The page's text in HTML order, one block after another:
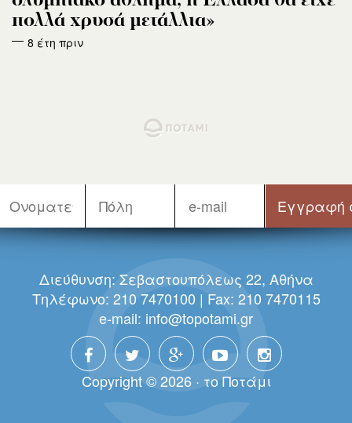
πολλά χρυσά μετάλλια»
8 έτη πριν
Διεύθυνση: Σεβαστουπόλεως 22, Αθήνα
Τηλέφωνο: 210 7470100 | Fax: 210 7470115
e-mail: info@topotami.gr
Copyright © 2026 · τo Πoτάμι